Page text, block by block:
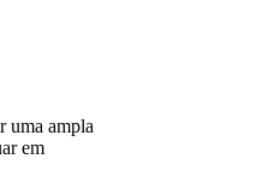
uma ampla
em